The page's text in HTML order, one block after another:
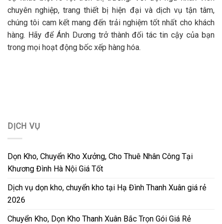
chuyên nghiệp, trang thiết bị hiện đại và dịch vụ tận tâm,
chúng tôi cam kết mang đến trải nghiệm tốt nhất cho khách
hàng. Hãy để Ánh Dương trở thành đối tác tin cậy của bạn
trong mọi hoạt động bốc xếp hàng hóa.
DỊCH VỤ
Dọn Kho, Chuyển Kho Xưởng, Cho Thuê Nhân Công Tại
Khương Đình Hà Nội Giá Tốt
Dịch vụ dọn kho, chuyển kho tại Hạ Đình Thanh Xuân giá rẻ
2026
Chuyển Kho, Dọn Kho Thanh Xuân Bắc Trọn Gói Giá Rẻ